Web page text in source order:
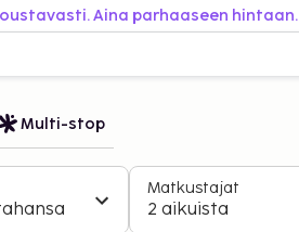
Aina parhaaseen hintaan.
Multi-stop
Matkustajat
2 aikuista